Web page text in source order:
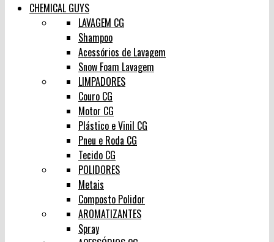
CHEMICAL GUYS
LAVAGEM CG
Shampoo
Acessórios de Lavagem
Snow Foam Lavagem
LIMPADORES
Couro CG
Motor CG
Plástico e Vinil CG
Pneu e Roda CG
Tecido CG
POLIDORES
Metais
Composto Polidor
AROMATIZANTES
Spray